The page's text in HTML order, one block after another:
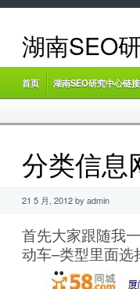
湖南SEO
首页 湖南SEO研究中心链接
分类信息
21 5 月, 2012 by admin
首先大家跟随我
动车–类型里面选